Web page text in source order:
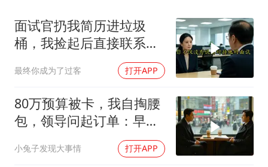
女儿为争财产堵门阻挠父亲出殡
今日立秋你咬秋了吗
夯实基础开新局
面试官扔我简历进垃圾
桶，我捡起后直接联系其
最终你成为了过客 打开APP
80万预算被卡，我自掏腰
包，领导问起订单：早给
小兔子发现大事情 打开APP